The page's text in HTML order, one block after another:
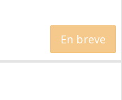
En breve